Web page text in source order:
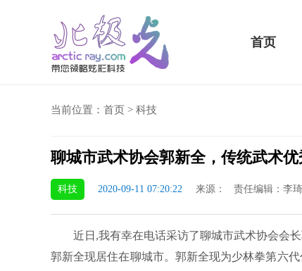
首页
当前位置： 首页 > 科技
聊城市武术协会郭新全，传统武术
科技 2020-09-11 07:20:22 来源： 责任编辑：李琦
近日,我有幸在电话采访了聊城市武术协会会长
郭新全现居住在聊城市。郭新全现为少林拳第六